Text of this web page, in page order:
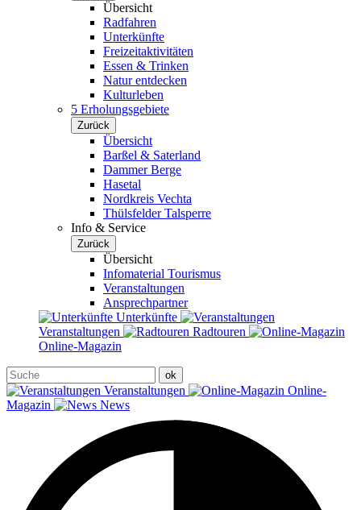
Übersicht
Radfahren
Unterkünfte
Freizeitaktivitäten
Essen & Trinken
Natur entdecken
Kulturleben
5 Erholungsgebiete
Zurück
Übersicht
Barßel & Saterland
Dammer Berge
Hasetal
Nordkreis Vechta
Thülsfelder Talsperre
Info & Service
Zurück
Übersicht
Infomaterial Tourismus
Veranstaltungen
Ansprechpartner
Unterkünfte
Veranstaltungen
Radtouren
Online-Magazin
Veranstaltungen
Online-
Magazin
News